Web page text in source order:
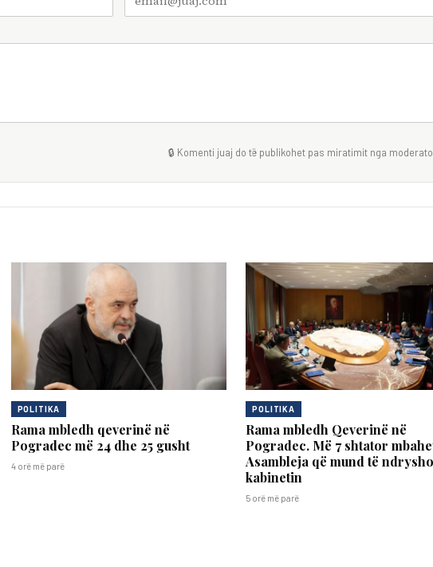
🔒 Komenti juaj do të publikohet pas miratimit nga
POLITIKA
Rama mbledh qeverinë në
Pogradec më 24 dhe 25 gusht
4 orë më parë
POLITIKA
Rama mbledh Qeverinë në
Pogradec. Më 7 shtator
Asambleja që mund të
kabinetin
5 orë më parë